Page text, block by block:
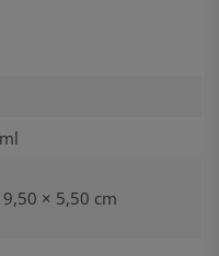
× 5,50 cm